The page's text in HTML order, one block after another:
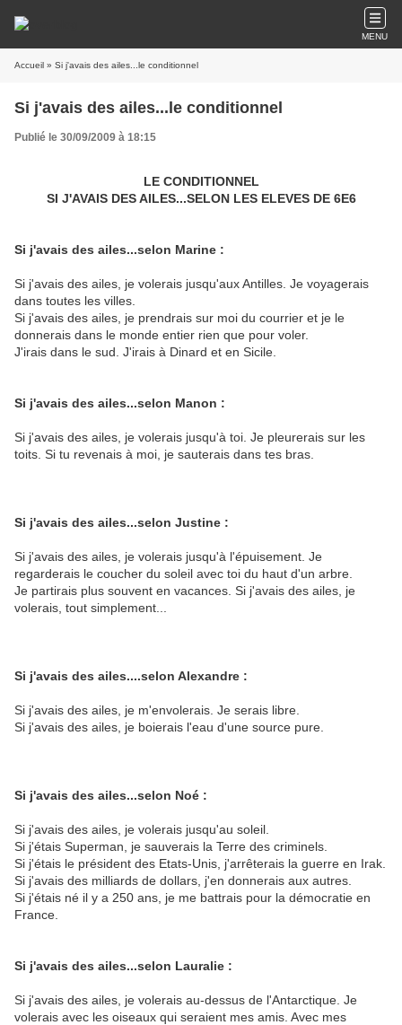
MENU
Accueil » Si j'avais des ailes...le conditionnel
Si j'avais des ailes...le conditionnel
Publié le 30/09/2009 à 18:15
LE CONDITIONNEL
SI J'AVAIS DES AILES...SELON LES ELEVES DE 6E6
Si j'avais des ailes...selon Marine :
Si j'avais des ailes, je volerais jusqu'aux Antilles. Je voyagerais
dans toutes les villes.
Si j'avais des ailes, je prendrais sur moi du courrier et je le
donnerais dans le monde entier rien que pour voler.
J'irais dans le sud. J'irais à Dinard et en Sicile.
Si j'avais des ailes...selon Manon :
Si j'avais des ailes, je volerais jusqu'à toi. Je pleurerais sur les
toits. Si tu revenais à moi, je sauterais dans tes bras.
Si j'avais des ailes...selon Justine :
Si j'avais des ailes, je volerais jusqu'à l'épuisement. Je
regarderais le coucher du soleil avec toi du haut d'un arbre.
Je partirais plus souvent en vacances. Si j'avais des ailes, je
volerais, tout simplement...
Si j'avais des ailes....selon Alexandre :
Si j'avais des ailes, je m'envolerais. Je serais libre.
Si j'avais des ailes, je boierais l'eau d'une source pure.
Si j'avais des ailes...selon Noé :
Si j'avais des ailes, je volerais jusqu'au soleil.
Si j'étais Superman, je sauverais la Terre des criminels.
Si j'étais le président des Etats-Unis, j'arrêterais la guerre en Irak.
Si j'avais des milliards de dollars, j'en donnerais aux autres.
Si j'étais né il y a 250 ans, je me battrais pour la démocratie en
France.
Si j'avais des ailes...selon Lauralie :
Si j'avais des ailes, je volerais au-dessus de l'Antarctique. Je
volerais avec les oiseaux qui seraient mes amis. Avec mes